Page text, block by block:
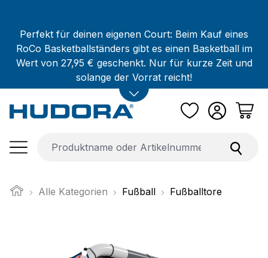
Perfekt für deinen eigenen Court: Beim Kauf eines
RoCo Basketballständers gibt es einen Basketball im
Wert von 27,95 € geschenkt. Nur für kurze Zeit und
solange der Vorrat reicht!
Alle Kategorien Fußball Fußballtore